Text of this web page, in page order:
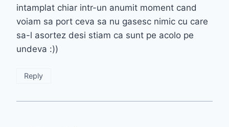
intamplat chiar intr-un anumit moment cand
voiam sa port ceva sa nu gasesc nimic cu care
sa-l asortez desi stiam ca sunt pe acolo pe
undeva :))
Reply